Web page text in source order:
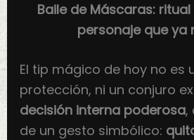
Baile de Máscaras:
personaje que ya
El tip mágico de hoy no es
protección, ni un conjuro
decisión interna poderosa,
de un gesto simbólico: